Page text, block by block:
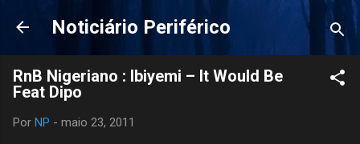
Pular para o conteúdo principal
Noticiário Periférico
RnB Nigeriano : Ibiyemi – It Would Be
Feat Dipo
Por NP - maio 23, 2011